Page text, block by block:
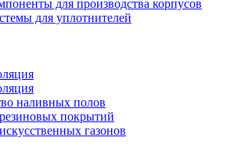
для производства корпусов
для уплотнителей
наливных полов
покрытий
газонов